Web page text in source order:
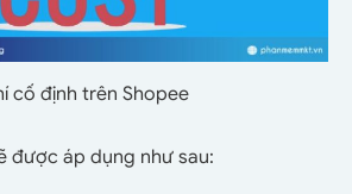
cố định trên Shopee
được áp dụng như sau: